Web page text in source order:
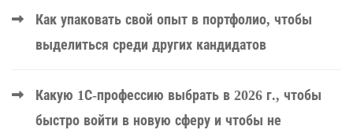
Как упаковать свой опыт в портфолио, чтобы
выделиться среди других кандидатов
Какую 1С-профессию выбрать в 2026 г., чтобы
быстро войти в новую сферу и чтобы не